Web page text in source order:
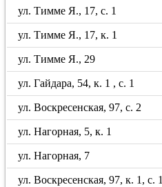
ул. Тимме Я., 17, с. 1
ул. Тимме Я., 17, к. 1
ул. Тимме Я., 29
ул. Гайдара, 54, к. 1 , с. 1
ул. Воскресенская, 97, с. 2
ул. Нагорная, 5, к. 1
ул. Нагорная, 7
ул. Воскресенская, 97, к. 1, с. 1